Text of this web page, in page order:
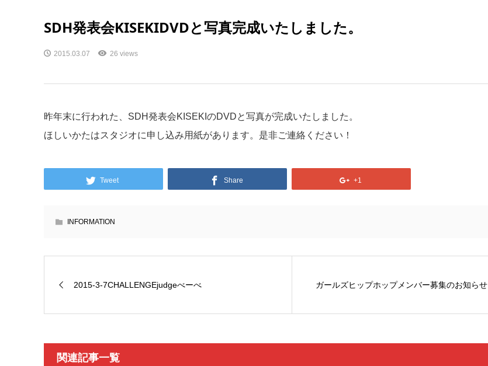
SDH発表会KISEKIDVDと写真完成いたしました。
2015.03.07 26 views
昨年末に行われた、SDH発表会KISEKIのDVDと写真が完成いたしました。
ほしいかたはスタジオに申し込み用紙があります。是非ご連絡ください！
Tweet Share +1
INFORMATION
2015-3-7CHALLENGEjudgeべーべ ガールズヒップホップメンバー募集のお知らせ
関連記事一覧